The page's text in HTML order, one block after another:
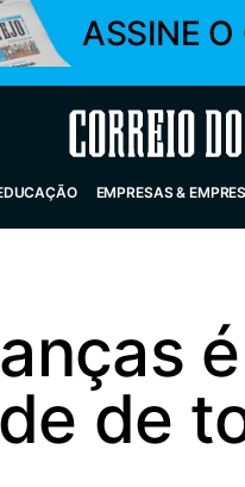
ASSINE O
Correio do
EMPRESAS &
de